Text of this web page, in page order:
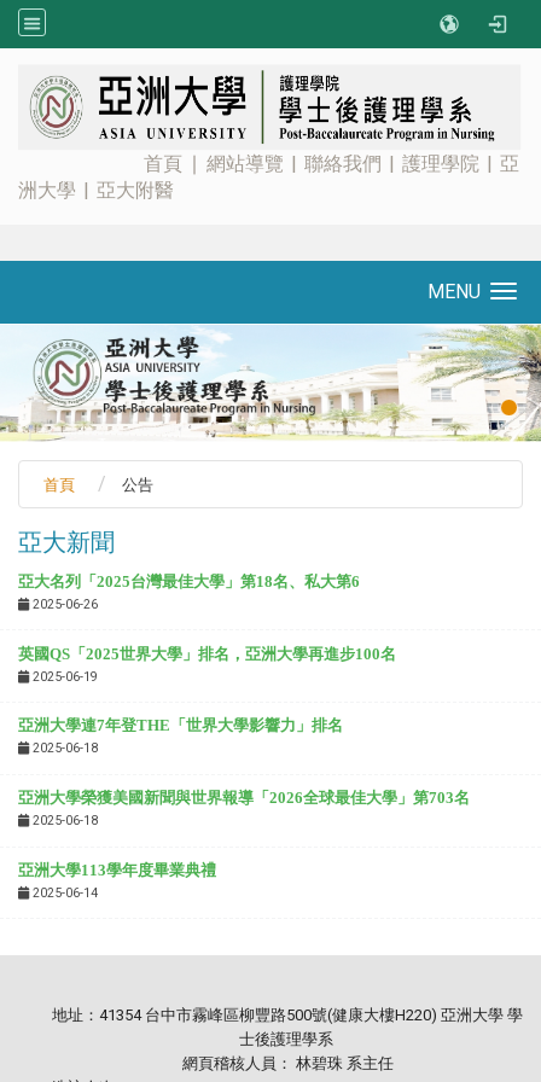
首頁 ∣ 網站導覽 | 聯絡我們 | 護理學院 | 亞
洲大學 | 亞大附醫
MENU
首頁 公告
亞大新聞
亞大名列「2025台灣最佳大學」第18名、私大第6
2025-06-26
英國QS「2025世界大學」排名，亞洲大學再進步100名
2025-06-19
亞洲大學連7年登THE「世界大學影響力」排名
2025-06-18
亞洲大學榮獲美國新聞與世界報導「2026全球最佳大學」第703名
2025-06-18
亞洲大學113學年度畢業典禮
2025-06-14
地址：41354 台中市霧峰區柳豐路500號(健康大樓H220) 亞洲大學 學
士後護理學系
網頁稽核人員： 林碧珠 系主任